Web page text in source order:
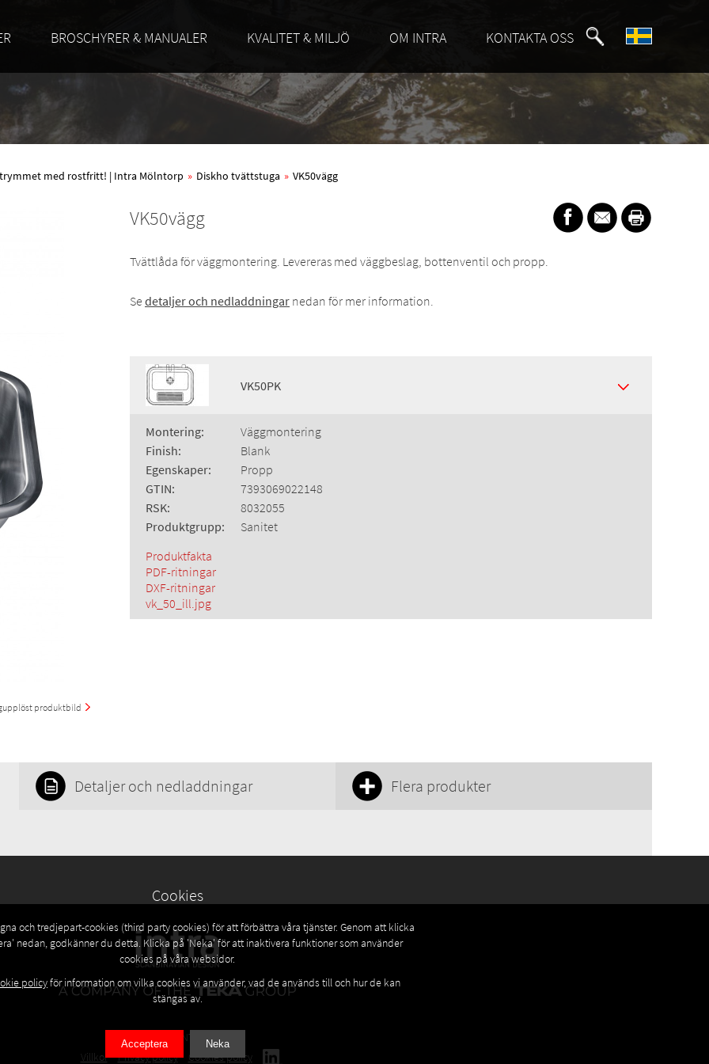
BROSCHYRER & MANUALER KVALITET & MILJÖ OM INTRA KONTAKTA OSS
med rostfritt! | Intra Mölntorp » Diskho tvättstuga » VK50vägg
produktbild
VK50vägg
Tvättlåda för väggmontering. Levereras med väggbeslag, bottenventil och propp.
Se detaljer och nedladdningar nedan för mer information.
VK50PK
Montering:
Väggmontering
Finish:
Blank
Egenskaper:
Propp
GTIN:
7393069022148
RSK:
8032055
Produktgrupp:
Sanitet
Produktfakta
PDF-ritningar
DXF-ritningar
vk_50_ill.jpg
Detaljer och nedladdningar Flera produkter
© 2026 INTRA AS
Villkor
Privacy policy Cookies policy
Cookies
och tredjepart-cookies (third party cookies) för att förbättra våra tjänster. Genom att klicka
nedan, godkänner du detta. Klicka på 'Neka' för att inaktivera funktioner som använder
cookies på våra websidor.
policyför information om vilka cookies vi använder, vad de används till och hur de kan
stängas av.
Acceptera Neka